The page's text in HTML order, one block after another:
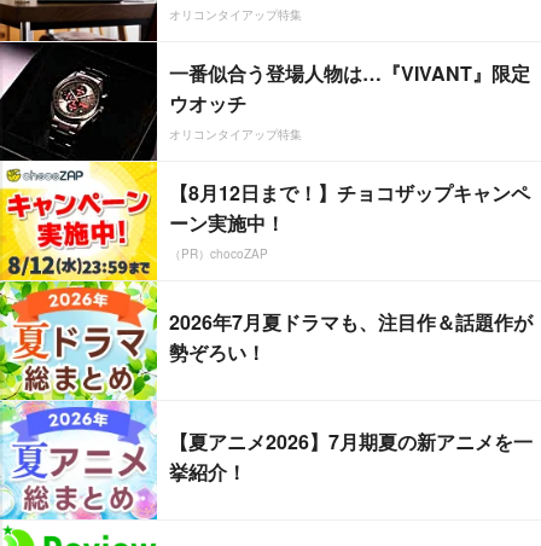
オリコンタイアップ特集
一番似合う登場人物は…『VIVANT』限定
ウオッチ
オリコンタイアップ特集
【8月12日まで！】チョコザップキャンペ
ーン実施中！
（PR）chocoZAP
2026年7月夏ドラマも、注目作＆話題作が
勢ぞろい！
【夏アニメ2026】7月期夏の新アニメを一
挙紹介！